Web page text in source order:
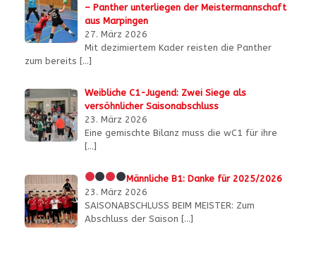
– Panther unterliegen der Meistermannschaft
aus Marpingen
27. März 2026
Mit dezimiertem Kader reisten die Panther
zum bereits […]
Weibliche C1-Jugend: Zwei Siege als
versöhnlicher Saisonabschluss
23. März 2026
Eine gemischte Bilanz muss die wC1 für ihre
[…]
Männliche B1: Danke für 2025/2026
23. März 2026
SAISONABSCHLUSS BEIM MEISTER: Zum
Abschluss der Saison […]